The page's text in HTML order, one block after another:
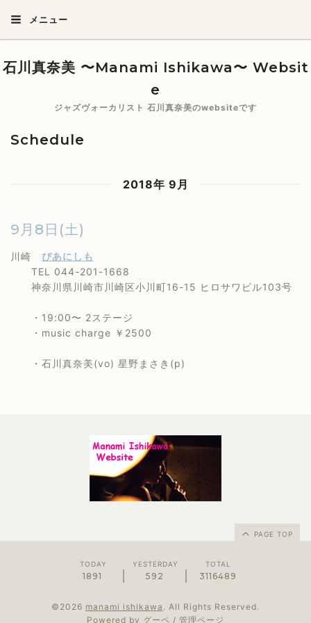
メニュー
石川真奈美 〜Manami Ishikawa〜 Websit
e
ジャズヴォーカリスト 石川真奈美のwebsiteです
Schedule
2018年 9月
9月8日(土)
川崎 ぴあにしも
TEL 044-201-1668
神奈川県川崎市川崎区小川町16-15 ヒロサワビル103号
・19:00〜 2ステージ
・music charge ￥2500
・石川真奈美(vo) 星野まさき(p)
PAGE TOP
TODAY
1891
YESTERDAY
592
TOTAL
3116489
©2026 manami ishikawa . All Rights Reserved.
Powered by グーペ / 管理ページ